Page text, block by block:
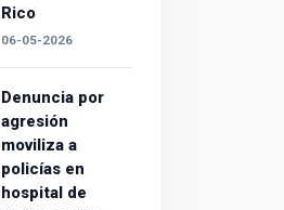
Rico
06-05-2026
Denuncia por
agresión
moviliza a
policías en
hospital de